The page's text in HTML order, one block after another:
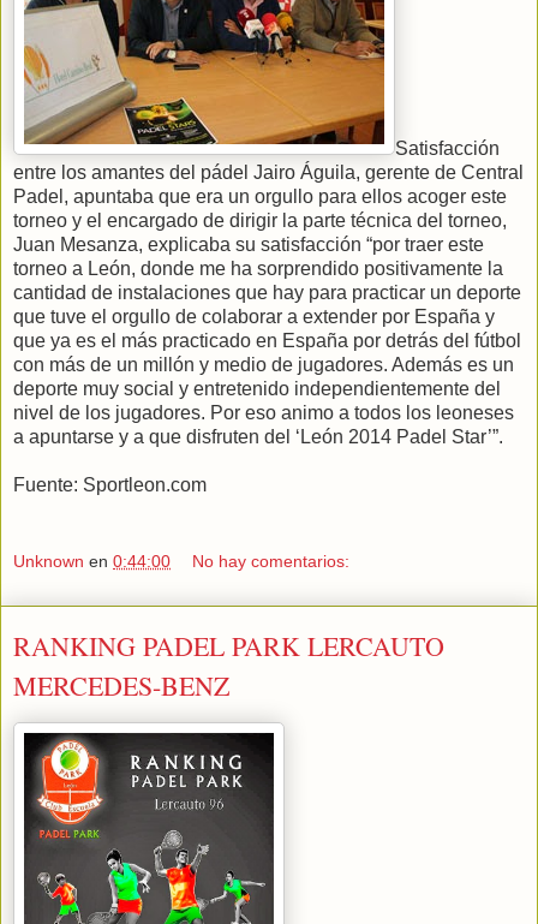
Satisfacción
entre los amantes del pádel Jairo Águila, gerente de Central
Padel, apuntaba que era un orgullo para ellos acoger este
torneo y el encargado de dirigir la parte técnica del torneo,
Juan Mesanza, explicaba su satisfacción “por traer este
torneo a León, donde me ha sorprendido positivamente la
cantidad de instalaciones que hay para practicar un deporte
que tuve el orgullo de colaborar a extender por España y
que ya es el más practicado en España por detrás del fútbol
con más de un millón y medio de jugadores. Además es un
deporte muy social y entretenido independientemente del
nivel de los jugadores. Por eso animo a todos los leoneses
a apuntarse y a que disfruten del ‘León 2014 Padel Star’”.
Fuente: Sportleon.com
Unknown en 0:44:00 No hay comentarios:
RANKING PADEL PARK LERCAUTO
MERCEDES-BENZ